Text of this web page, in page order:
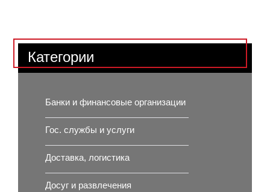
Категории
Банки и финансовые организации
Гос. службы и услуги
Доставка, логистика
Досуг и развлечения